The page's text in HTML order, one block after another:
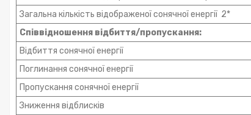
Загальна кількість відображеної сонячної енергії 2*
Співвідношення відбиття/пропускання:
Відбиття сонячної енергії
Поглинання сонячної енергії
Пропускання сонячної енергії
Зниження відблисків